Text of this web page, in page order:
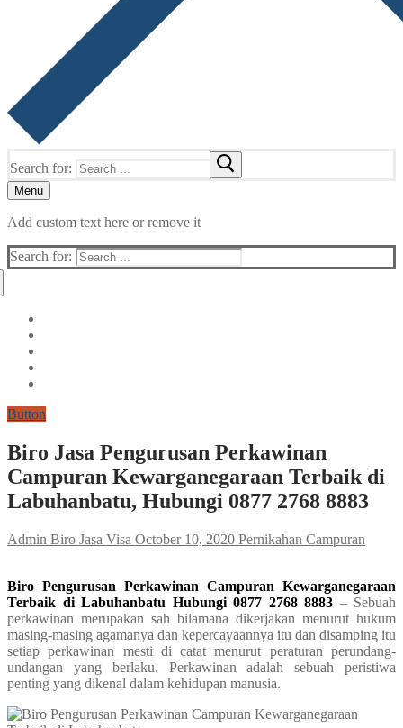
Search for:
Menu
Add custom text here or remove it
Search for:
Button
Biro Jasa Pengurusan Perkawinan
Campuran Kewarganegaraan Terbaik di
Labuhanbatu, Hubungi 0877 2768 8883
Admin Biro Jasa Visa October 10, 2020 Pernikahan Campuran
Biro Pengurusan Perkawinan Campuran Kewarganegaraan
Terbaik di Labuhanbatu Hubungi 0877 2768 8883 – Sebuah
perkawinan merupakan sah bilamana dikerjakan menurut hukum
masing-masing agamanya dan kepercayaannya itu dan disamping itu
setiap perkawinan mesti di catat menurut peraturan perundang-
undangan yang berlaku. Perkawinan adalah sebuah peristiwa
penting yang dikenal dalam kehidupan manusia.